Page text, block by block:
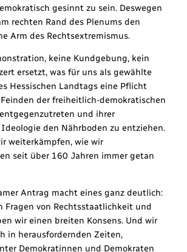
gesinnt zu sein. Deswegen
rechten Rand des Plenums den
Arm des Rechtsextremismus.
keine Kundgebung, kein
ersetzt, was für uns als gewählte
Hessischen Landtags eine Pflicht
der freiheitlich-demokratischen
und ihrer
den Nährboden zu entziehen.
weiterkämpfen, wie wir
seit über 160 Jahren immer getan
Antrag macht eines ganz deutlich:
Fragen von Rechtsstaatlichkeit und
wir einen breiten Konsens. Und wir
in herausfordernden Zeiten,
Demokratinnen und Demokraten